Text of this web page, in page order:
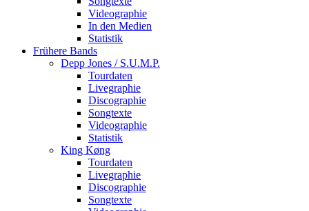
Videographie
In den Medien
Statistik
Frühere Bands
Depp Jones / S.U.M.P.
Tourdaten
Livegraphie
Discographie
Songtexte
Videographie
Statistik
King Køng
Tourdaten
Livegraphie
Discographie
Songtexte